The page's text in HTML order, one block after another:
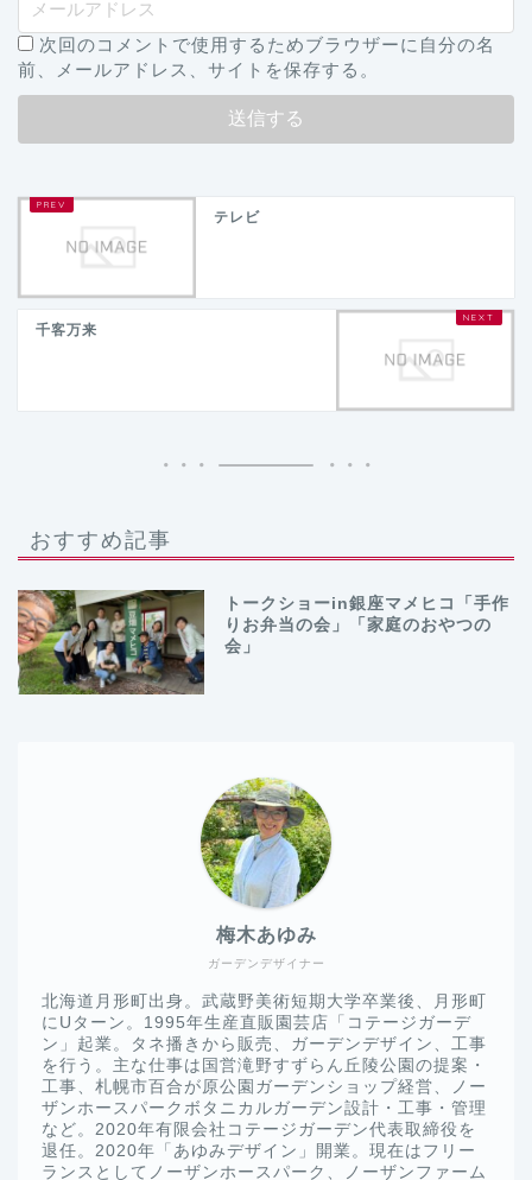
次回のコメントで使用するためブラウザーに自分の名
前、メールアドレス、サイトを保存する。
テレビ
千客万来
おすすめ記事
トークショーin銀座マメヒコ「手作
りお弁当の会」「家庭のおやつの
会」
ガーデンデザイナー
梅木あゆみ
北海道月形町出身。武蔵野美術短期大学卒業後、月形町
にUターン。1995年生産直販園芸店「コテージガーデ
ン」起業。タネ播きから販売、ガーデンデザイン、工事
を行う。主な仕事は国営滝野すずらん丘陵公園の提案・
工事、札幌市百合が原公園ガーデンショップ経営、ノー
ザンホースパークボタニカルガーデン設計・工事・管理
など。2020年有限会社コテージガーデン代表取締役を
退任。2020年「あゆみデザイン」開業。現在はフリー
ランスとしてノーザンホースパーク、ノーザンファーム